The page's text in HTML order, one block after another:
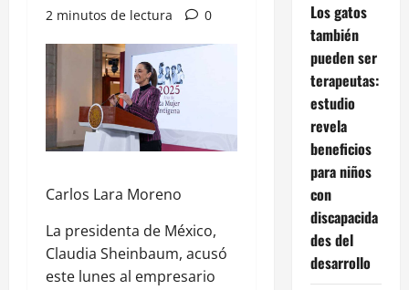
2 minutos de lectura
0
Carlos Lara Moreno
La presidenta de México,
Claudia Sheinbaum, acusó
este lunes al empresario
Los gatos
también
pueden ser
terapeutas:
estudio
revela
beneficios
para niños
con
discapacida
des del
desarrollo